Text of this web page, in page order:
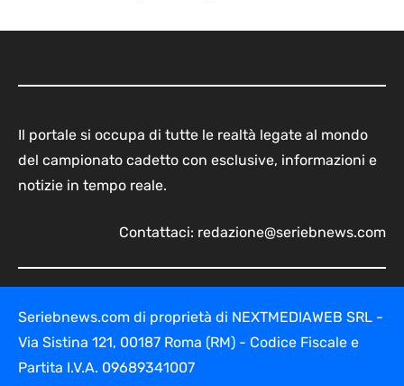
Il portale si occupa di tutte le realtà legate al mondo
del campionato cadetto con esclusive, informazioni e
notizie in tempo reale.
Contattaci: redazione@seriebnews.com
Seriebnews.com di proprietà di NEXTMEDIAWEB SRL -
Via Sistina 121, 00187 Roma (RM) - Codice Fiscale e
Partita I.V.A. 09689341007